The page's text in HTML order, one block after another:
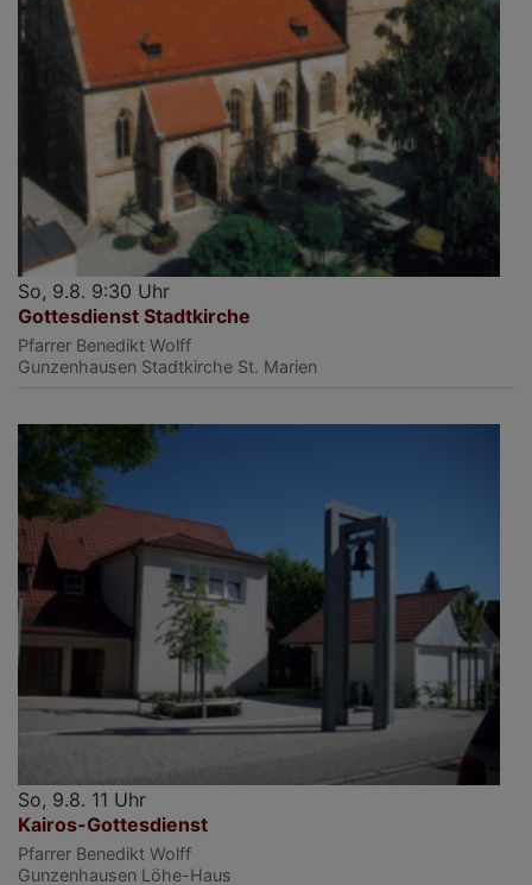
So, 9.8. 9:30 Uhr
Gottesdienst Stadtkirche
Pfarrer Benedikt Wolff
Gunzenhausen Stadtkirche St. Marien
So, 9.8. 11 Uhr
Kairos-Gottesdienst
Pfarrer Benedikt Wolff
Gunzenhausen Löhe-Haus